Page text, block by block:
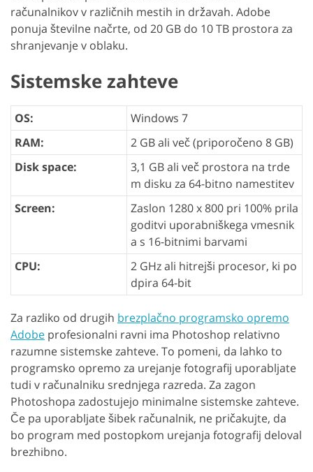
računalnikov v različnih mestih in državah. Adobe
ponuja številne načrte, od 20 GB do 10 TB prostora za
shranjevanje v oblaku.
Sistemske zahteve
OS:
Windows 7
RAM:
2 GB ali več (priporočeno 8 GB)
Disk space:
3,1 GB ali več prostora na trde
m disku za 64-bitno namestitev
Screen:
Zaslon 1280 x 800 pri 100% prila
goditvi uporabniškega vmesnik
a s 16-bitnimi barvami
CPU:
2 GHz ali hitrejši procesor, ki po
dpira 64-bit
Za razliko od drugih brezplačno programsko opremo
Adobe profesionalni ravni ima Photoshop relativno
razumne sistemske zahteve. To pomeni, da lahko to
programsko opremo za urejanje fotografij uporabljate
tudi v računalniku srednjega razreda. Za zagon
Photoshopa zadostujejo minimalne sistemske zahteve.
Če pa uporabljate šibek računalnik, ne pričakujte, da
bo program med postopkom urejanja fotografij deloval
brezhibno.